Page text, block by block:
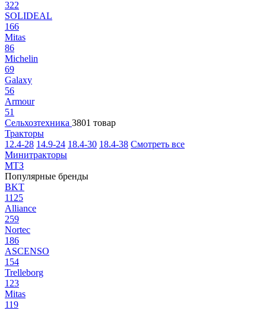
322
SOLIDEAL
166
Mitas
86
Michelin
69
Galaxy
56
Armour
51
Сельхозтехника 3801 товар
Тракторы
12.4-28 14.9-24 18.4-30 18.4-38 Смотреть все
Минитракторы
МТЗ
Популярные бренды
BKT
1125
Alliance
259
Nortec
186
ASCENSO
154
Trelleborg
123
Mitas
119